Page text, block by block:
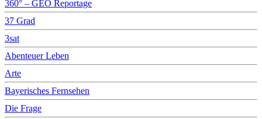
360° – GEO Reportage
37 Grad
3sat
Abenteuer Leben
Arte
Bayerisches Fernsehen
Die Frage